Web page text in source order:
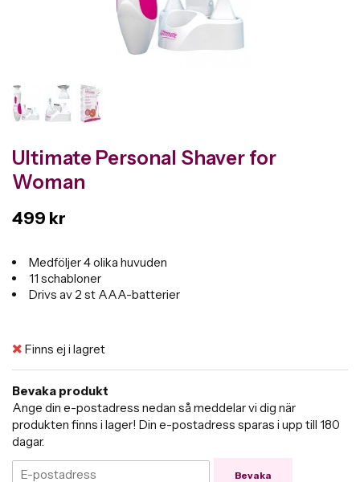
Ultimate Personal Shaver for
Woman
499 kr
Medföljer 4 olika huvuden
11 schabloner
Drivs av 2 st AAA-batterier
Finns ej i lagret
Bevaka produkt
Ange din e-postadress nedan så meddelar vi dig när
produkten finns i lager! Din e-postadress sparas i upp till 180
dagar.
Bevaka